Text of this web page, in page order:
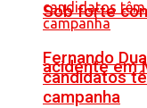
Sob forte
acidente em
Fernando
candidatos
campanha